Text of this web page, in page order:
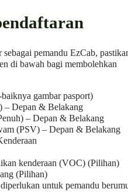
pemandu EzCab,
di bawah bagi membolehkan
gambar pasport)
– Depan & Belakang
– Depan & Belakang
(PSV) – Depan & Belakang
kenderaan (VOC) (Pilihan)
(Pilihan)
untuk pemandu